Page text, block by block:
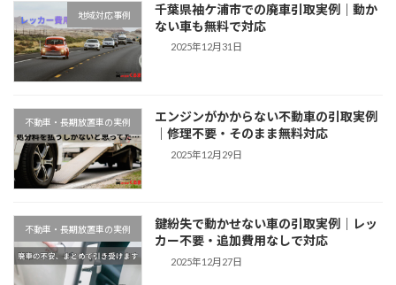
地域対応事例
千葉県袖ケ浦市での廃車引取実例｜動か
ない車も無料で対応
2025年12月31日
不動車・長期放置車の実例
エンジンがかからない不動車の引取実例
｜修理不要・そのまま無料対応
2025年12月29日
不動車・長期放置車の実例
鍵紛失で動かせない車の引取実例｜レッ
カー不要・追加費用なしで対応
2025年12月27日